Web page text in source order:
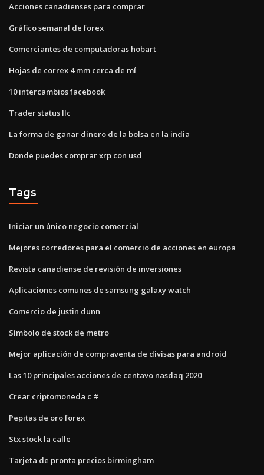
Acciones canadienses para comprar
Gráfico semanal de forex
Comerciantes de computadoras hobart
Hojas de correx 4 mm cerca de mí
10 intercambios facebook
Trader status llc
La forma de ganar dinero de la bolsa en la india
Donde puedes comprar xrp con usd
Tags
Iniciar un único negocio comercial
Mejores corredores para el comercio de acciones en europa
Revista canadiense de revisión de inversiones
Aplicaciones comunes de samsung galaxy watch
Comercio de justin dunn
Símbolo de stock de metro
Mejor aplicación de compraventa de divisas para android
Las 10 principales acciones de centavo nasdaq 2020
Crear criptomoneda c #
Pepitas de oro forex
Stx stock la calle
Tarjeta de pronta precios birmingham